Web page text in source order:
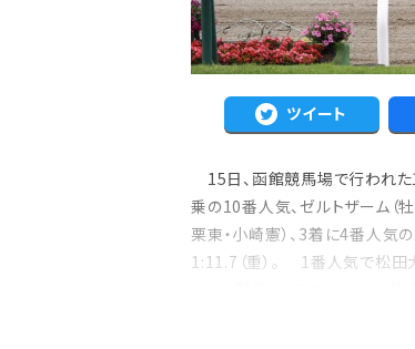
ツイート
15日、函館競馬場で行われた
乗の10番人気、ゼルトザーム（
栗東・小崎憲）、3着に4番人気
1:11.7（重）。 1番人気で松田
2万人、東京3万人を動...